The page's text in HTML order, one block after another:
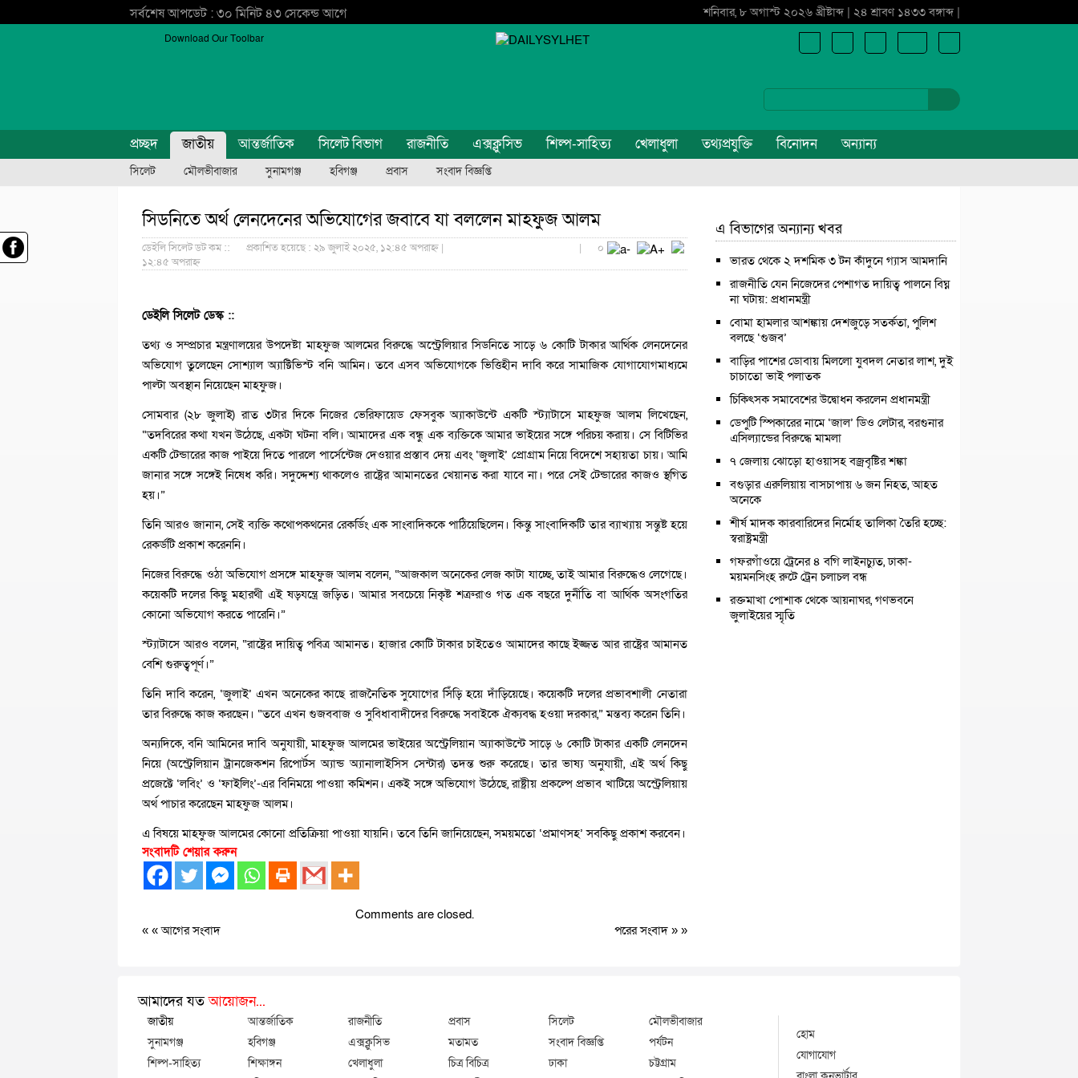
সর্বশেষ আপডেট : ৩০ মিনিট ৪৩ সেকেন্ড আগে শনিবার, ৮ অগাস্ট ২০২৬ খ্রীষ্টাব্দ | ২৪ শ্রাবণ ১৪৩৩ বঙ্গাব্দ |
Download Our Toolbar
প্রচ্ছদ জাতীয় আন্তর্জাতিক সিলেট বিভাগ রাজনীতি এক্সক্লুসিভ শিল্প-সাহিত্য খেলাধুলা তথ্যপ্রযুক্তি বিনোদন অন্যান্য
সিলেট মৌলভীবাজার সুনামগঞ্জ হবিগঞ্জ প্রবাস সংবাদ বিজ্ঞপ্তি
সিডনিতে অর্থ লেনদেনের অভিযোগের জবাবে যা বললেন মাহফুজ আলম
ডেইলি সিলেট ডট কম ::
প্রকাশিত হয়েছে : ২৯ জুলাই ২০২৫, ১২:৪৫ অপরাহ্ন |
১২:৪৫ অপরাহ্ন
| ০
ডেইলি সিলেট ডেস্ক ::
তথ্য ও সম্প্রচার মন্ত্রণালয়ের উপদেষ্টা মাহফুজ আলমের বিরুদ্ধে অস্ট্রেলিয়ার সিডনিতে সাড়ে ৬ কোটি টাকার আর্থিক লেনদেনের
অভিযোগ তুলেছেন সোশ্যাল অ্যাক্টিভিস্ট বনি আমিন। তবে এসব অভিযোগকে ভিত্তিহীন দাবি করে সামাজিক যোগাযোগমাধ্যমে
পাল্টা অবস্থান নিয়েছেন মাহফুজ।
সোমবার (২৮ জুলাই) রাত ৩টার দিকে নিজের ভেরিফায়েড ফেসবুক অ্যাকাউন্টে একটি স্ট্যাটাসে মাহফুজ আলম লিখেছেন,
“তদবিরের কথা যখন উঠেছে, একটা ঘটনা বলি। আমাদের এক বন্ধু এক ব্যক্তিকে আমার ভাইয়ের সঙ্গে পরিচয় করায়। সে বিটিভির
একটি টেন্ডারের কাজ পাইয়ে দিতে পারলে পার্সেন্টেজ দেওয়ার প্রস্তাব দেয় এবং ‘জুলাই’ প্রোগ্রাম নিয়ে বিদেশে সহায়তা চায়। আমি
জানার সঙ্গে সঙ্গেই নিষেধ করি। সদুদ্দেশ্য থাকলেও রাষ্ট্রের আমানতের খেয়ানত করা যাবে না। পরে সেই টেন্ডারের কাজও স্থগিত
হয়।”
তিনি আরও জানান, সেই ব্যক্তি কথোপকথনের রেকর্ডিং এক সাংবাদিককে পাঠিয়েছিলেন। কিন্তু সাংবাদিকটি তার ব্যাখ্যায় সন্তুষ্ট হয়ে
রেকর্ডটি প্রকাশ করেননি।
নিজের বিরুদ্ধে ওঠা অভিযোগ প্রসঙ্গে মাহফুজ আলম বলেন, “আজকাল অনেকের লেজ কাটা যাচ্ছে, তাই আমার বিরুদ্ধেও লেগেছে।
কয়েকটি দলের কিছু মহারথী এই ষড়যন্ত্রে জড়িত। আমার সবচেয়ে নিকৃষ্ট শত্রুরাও গত এক বছরে দুর্নীতি বা আর্থিক অসংগতির
কোনো অভিযোগ করতে পারেনি।”
স্ট্যাটাসে আরও বলেন, “রাষ্ট্রের দায়িত্ব পবিত্র আমানত। হাজার কোটি টাকার চাইতেও আমাদের কাছে ইজ্জত আর রাষ্ট্রের আমানত
বেশি গুরুত্বপূর্ণ।”
তিনি দাবি করেন, ‘জুলাই’ এখন অনেকের কাছে রাজনৈতিক সুযোগের সিঁড়ি হয়ে দাঁড়িয়েছে। কয়েকটি দলের প্রভাবশালী নেতারা
তার বিরুদ্ধে কাজ করছেন। “তবে এখন গুজববাজ ও সুবিধাবাদীদের বিরুদ্ধে সবাইকে ঐক্যবদ্ধ হওয়া দরকার,” মন্তব্য করেন তিনি।
অন্যদিকে, বনি আমিনের দাবি অনুযায়ী, মাহফুজ আলমের ভাইয়ের অস্ট্রেলিয়ান অ্যাকাউন্টে সাড়ে ৬ কোটি টাকার একটি লেনদেন
নিয়ে (অস্ট্রেলিয়ান ট্রানজেকশন রিপোর্টস অ্যান্ড অ্যানালাইসিস সেন্টার) তদন্ত শুরু করেছে। তার ভাষ্য অনুযায়ী, এই অর্থ কিছু
প্রজেক্টে ‘লবিং’ ও ‘ফাইলিং’-এর বিনিময়ে পাওয়া কমিশন। একই সঙ্গে অভিযোগ উঠেছে, রাষ্ট্রীয় প্রকল্পে প্রভাব খাটিয়ে অস্ট্রেলিয়ায়
অর্থ পাচার করেছেন মাহফুজ আলম।
এ বিষয়ে মাহফুজ আলমের কোনো প্রতিক্রিয়া পাওয়া যায়নি। তবে তিনি জানিয়েছেন, সময়মতো ‘প্রমাণসহ’ সবকিছু প্রকাশ করবেন।
সংবাদটি শেয়ার করুন
Comments are closed.
« «আগের সংবাদ পরের সংবাদ » »
এ বিভাগের অন্যান্য খবর
ভারত থেকে ২ দশমিক ৩ টন কাঁদুনে গ্যাস আমদানি
রাজনীতি যেন নিজেদের পেশাগত দায়িত্ব পালনে বিঘ্ন
না ঘটায়: প্রধানমন্ত্রী
বোমা হামলার আশঙ্কায় দেশজুড়ে সতর্কতা, পুলিশ
বলছে ‘গুজব’
বাড়ির পাশের ডোবায় মিললো যুবদল নেতার লাশ, দুই
চাচাতো ভাই পলাতক
চিকিৎসক সমাবেশের উদ্বোধন করলেন প্রধানমন্ত্রী
ডেপুটি স্পিকারের নামে ‘জাল’ ডিও লেটার, বরগুনার
এসিল্যান্ডের বিরুদ্ধে মামলা
৭ জেলায় ঝোড়ো হাওয়াসহ বজ্রবৃষ্টির শঙ্কা
বগুড়ার এরুলিয়ায় বাসচাপায় ৬ জন নিহত, আহত
অনেকে
শীর্ষ মাদক কারবারিদের নির্মোহ তালিকা তৈরি হচ্ছে:
স্বরাষ্ট্রমন্ত্রী
গফরগাঁওয়ে ট্রেনের ৪ বগি লাইনচ্যুত, ঢাকা-
ময়মনসিংহ রুটে ট্রেন চলাচল বন্ধ
রক্তমাখা পোশাক থেকে আয়নাঘর, গণভবনে
জুলাইয়ের স্মৃতি
আমাদের যতআয়োজন...
জাতীয় আন্তর্জাতিক রাজনীতি প্রবাস সিলেট
মৌলভীবাজার
সুনামগঞ্জ
হবিগঞ্জ এক্সক্লুসিভ মতামত সংবাদ বিজ্ঞপ্তি
পর্যটন
শিল্প-সাহিত্য
শিক্ষাঙ্গন খেলাধুলা চিত্র বিচিত্র ঢাকা
চট্টগ্রাম
হোম
যোগাযোগ